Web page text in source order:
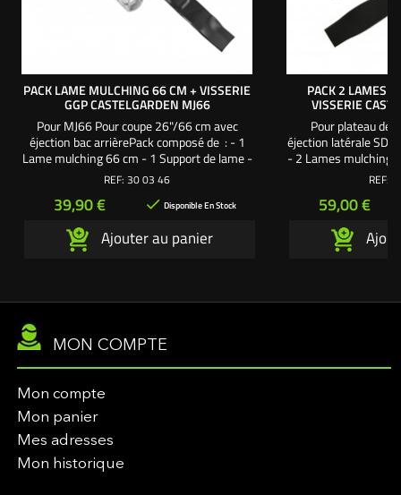
PACK LAME MULCHING 66 CM + VISSERIE
GGP CASTELGARDEN MJ66
Pour MJ66 Pour coupe 26"/66 cm avec
éjection bac arrièrePack composé de : - 1
Lame mulching 66 cm - 1 Support de lame -
1 Vis de lame 38 mm pas à droite - 1
création exclusive L'autoporté.com ®
REF: 30 03 46
Prix
39,90 €  Disponible En Stock
Ajouter au panier
PACK 2 LAMES
VISSERIE
Pour plateau de
éjection latérale
- 2 Lames mulching
lame. - 2 Vis de
Une création
REF:
Prix
59,00 €
MON COMPTE
Mon compte
Mon panier
Mes adresses
Mon historique